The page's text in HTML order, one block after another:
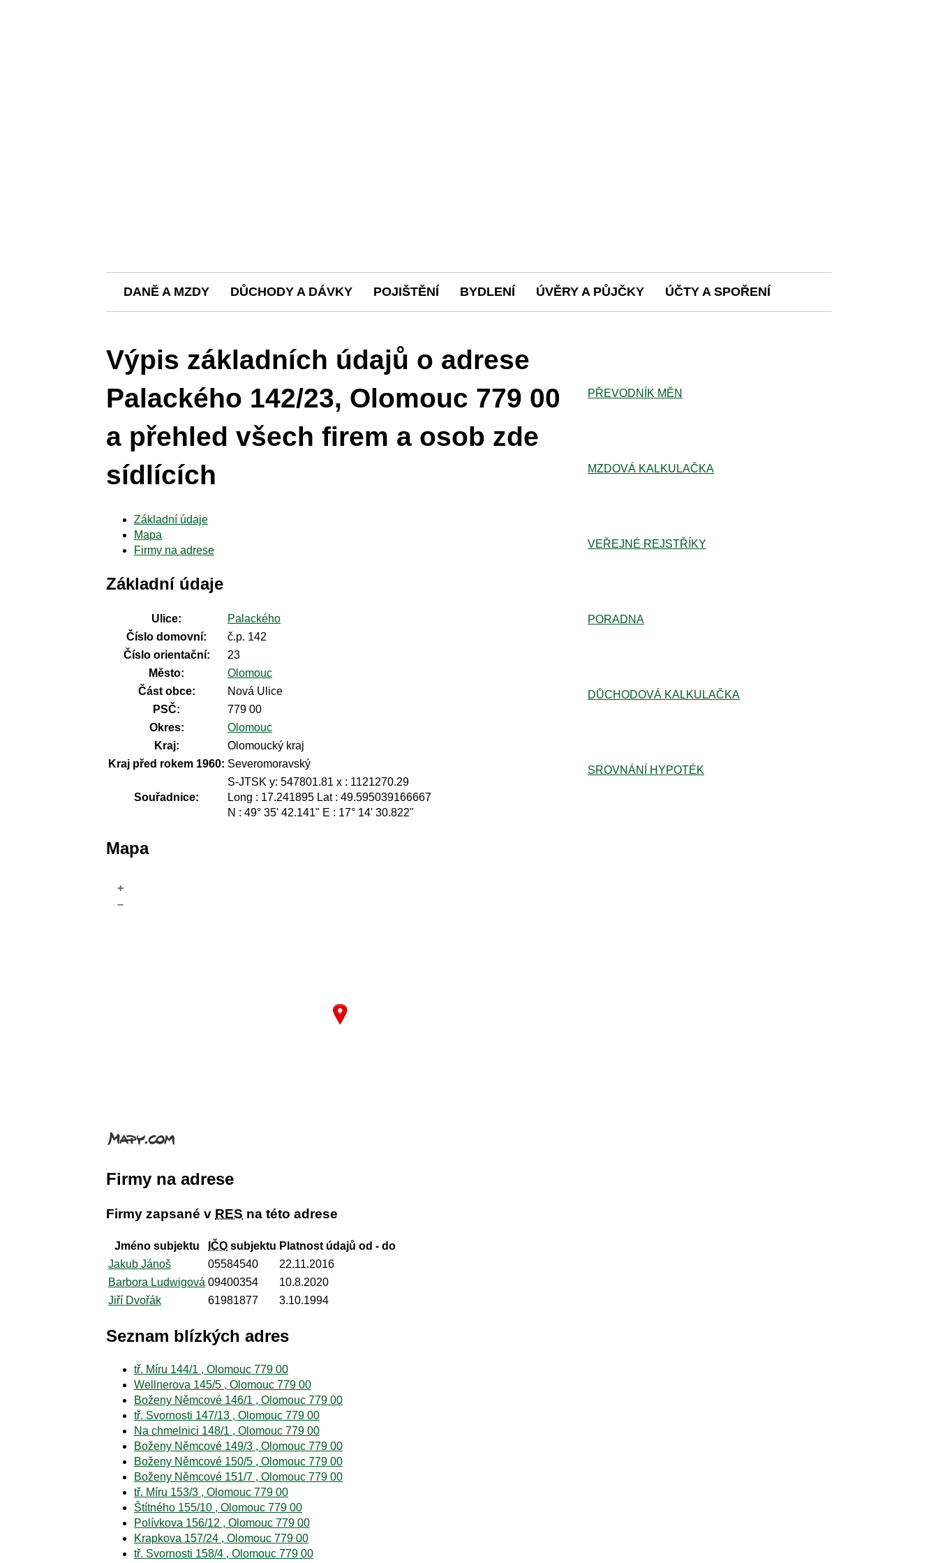
DANĚ A MZDY DŮCHODY A DÁVKY POJIŠTĚNÍ BYDLENÍ ÚVĚRY A PŮJČKY ÚČTY A SPOŘENÍ
Výpis základních údajů o adrese
Palackého 142/23, Olomouc 779 00
a přehled všech firem a osob zde
sídlících
Základní údaje
Mapa
Firmy na adrese
Základní údaje
Ulice:
Palackého
Číslo domovní:
č.p. 142
Číslo orientační:
23
Město:
Olomouc
Část obce:
Nová Ulice
PSČ:
779 00
Okres:
Olomouc
Kraj:
Olomoucký kraj
Kraj před rokem 1960: Severomoravský
Souřadnice:
S-JTSK y: 547801.81 x : 1121270.29
Long : 17.241895 Lat : 49.595039166667
N : 49° 35' 42.141" E : 17° 14' 30.822"
Mapa
+
–
Firmy na adrese
Firmy zapsané v RES na této adrese
Jméno subjektu IČO subjektu Platnost údajů od - do
Jakub Jánoš
05584540
22.11.2016
Barbora Ludwigová 09400354
10.8.2020
Jiří Dvořák
61981877 3.10.1994
Seznam blízkých adres
tř. Míru 144/1 , Olomouc 779 00
Wellnerova 145/5 , Olomouc 779 00
Boženy Němcové 146/1 , Olomouc 779 00
tř. Svornosti 147/13 , Olomouc 779 00
Na chmelnici 148/1 , Olomouc 779 00
Boženy Němcové 149/3 , Olomouc 779 00
Boženy Němcové 150/5 , Olomouc 779 00
Boženy Němcové 151/7 , Olomouc 779 00
tř. Míru 153/3 , Olomouc 779 00
Štítného 155/10 , Olomouc 779 00
Polívkova 156/12 , Olomouc 779 00
Krapkova 157/24 , Olomouc 779 00
tř. Svornosti 158/4 , Olomouc 779 00
PŘEVODNÍK MĚN
MZDOVÁ KALKULAČKA
VEŘEJNÉ REJSTŘÍKY
PORADNA
DŮCHODOVÁ KALKULAČKA
SROVNÁNÍ HYPOTÉK